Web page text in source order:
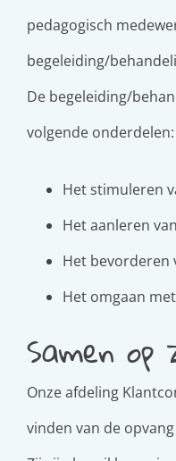
pedagogisch
begeleiding/
De begeleiding/
volgende onderdelen:
Het stimuleren
Het aanleren
Het bevorderen
Het omgaan
Samen op
Onze afdeling
vinden van de